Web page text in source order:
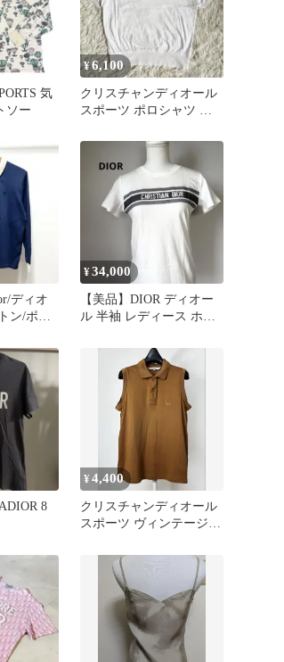
気
ソー
¥6,100
クリスチャンディオール
スポーツ ポロシャツ ビ
ト
ディオ
ン/ポロ
¥34,000
【美品】DIOR ディオー
ル 半袖 レディース ホワ
8
¥4,400
クリスチャンディオール
スポーツ ヴィンテージ
シャツ